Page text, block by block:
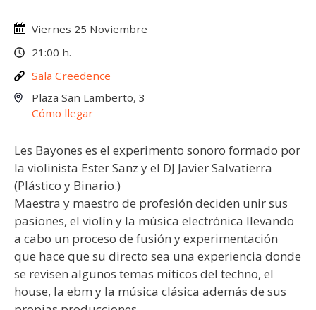
Viernes 25 Noviembre
21:00 h.
Sala Creedence
Plaza San Lamberto, 3
Cómo llegar
Les Bayones es el experimento sonoro formado por
la violinista Ester Sanz y el DJ Javier Salvatierra
(Plástico y Binario.)
Maestra y maestro de profesión deciden unir sus
pasiones, el violín y la música electrónica llevando
a cabo un proceso de fusión y experimentación
que hace que su directo sea una experiencia donde
se revisen algunos temas míticos del techno, el
house, la ebm y la música clásica además de sus